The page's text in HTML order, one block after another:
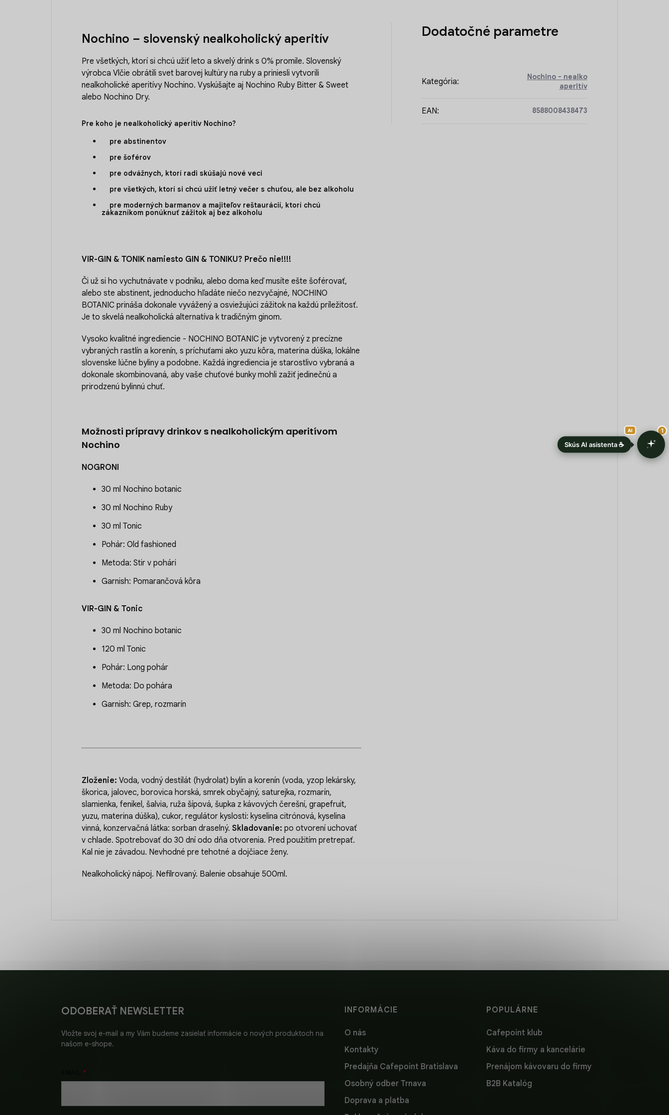
Nochino – slovenský nealkoholický aperitív
Pre všetkých, ktorí si chcú užiť leto a skvelý drink s 0% promile. Slovenský
výrobca Vlčie obrátili svet barovej kultúry na ruby a priniesli vytvorili
nealkoholické aperitívy Nochino. Vyskúšajte aj Nochino Ruby Bitter & Sweet
alebo Nochino Dry.
Pre koho je nealkoholický aperitív Nochino?
pre abstinentov
pre šoférov
pre odvážnych, ktorí radi skúšajú nové veci
pre všetkých, ktorí si chcú užiť letný večer s chuťou, ale bez alkoholu
pre moderných barmanov a majiteľov reštaurácií, ktorí chcú
zákazníkom ponúknuť zážitok aj bez alkoholu
VIR-GIN & TONIK namiesto GIN & TONIKU? Prečo nie!!!!
Či už si ho vychutnávate v podniku, alebo doma keď musíte ešte šoférovať,
alebo ste abstinent, jednoducho hľadáte niečo nezvyčajné, NOCHINO
BOTANIC prináša dokonale vyvážený a osviežujúci zážitok na každú príležitosť.
Je to skvelá nealkoholická alternatíva k tradičným ginom.
Vysoko kvalitné ingrediencie - NOCHINO BOTANIC je vytvorený z precízne
vybraných rastlín a korenín, s príchuťami ako yuzu kôra, materina dúška, lokálne
slovenske lúčne byliny a podobne. Každá ingrediencia je starostlivo vybraná a
dokonale skombinovaná, aby vaše chuťové bunky mohli zažiť jedinečnú a
prirodzenú bylinnú chuť.
Možnosti prípravy drinkov s nealkoholickým aperitívom
Nochino
NOGRONI
30 ml Nochino botanic
30 ml Nochino Ruby
30 ml Tonic
Pohár: Old fashioned
Metoda: Stir v pohári
Garnish: Pomarančová kôra
VIR-GIN & Tonic
30 ml Nochino botanic
120 ml Tonic
Pohár: Long pohár
Metoda: Do pohára
Garnish: Grep, rozmarín
Zloženie: Voda, vodný destilát (hydrolat) bylín a korenín (voda, yzop lekársky,
škorica, jalovec, borovica horská, smrek obyčajný, saturejka, rozmarín,
slamienka, fenikel, šalvia, ruža šípová, šupka z kávových čerešní, grapefruit,
yuzu, materina dúška), cukor, regulátor kyslosti: kyselina citrónová, kyselina
vinná, konzervačná látka: sorban draselný. Skladovanie: po otvorení uchovať
v chlade. Spotrebovať do 30 dní odo dňa otvorenia. Pred použitím pretrepať.
Kal nie je závadou. Nevhodné pre tehotné a dojčiace ženy.
Nealkoholický nápoj. Nefilrovaný. Balenie obsahuje 500ml.
Dodatočné parametre
Kategória:
Nochino - nealko
aperitív
EAN: 8588008438473
ODOBERAŤ NEWSLETTER
Vložte svoj e-mail a my Vám budeme zasielať informácie o nových produktoch na
našom e-shope.
INFORMÁCIE
O nás
Kontakty
Predajňa Cafepoint Bratislava
Osobný odber Trnava
Doprava a platba
POPULÁRNE
Cafepoint klub
Káva do firmy a kancelárie
Prenájom kávovaru do firmy
B2B Katalóg